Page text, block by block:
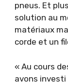
pneus. Et
solution au
matériaux
corde et un
« Au cours
avons investi